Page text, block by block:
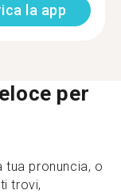
la app
per
pronuncia, o
trovi,